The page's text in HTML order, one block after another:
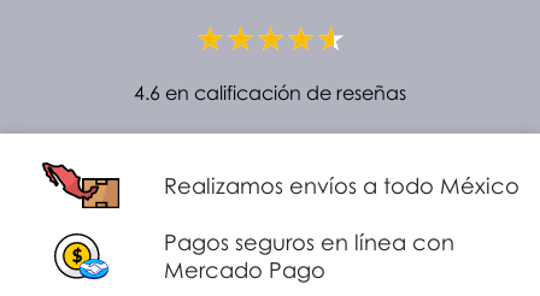
4.6 en calificación de reseñas
Realizamos envíos a todo México
Pagos seguros en línea con
Mercado Pago